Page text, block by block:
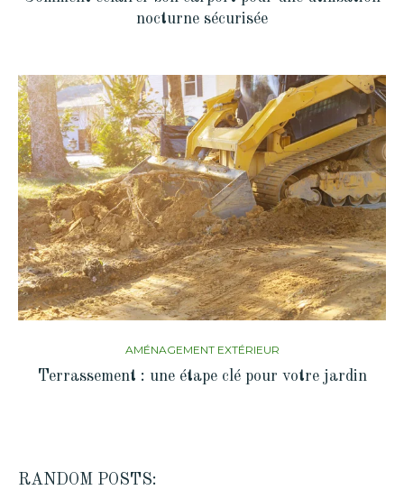
nocturne sécurisée
AMÉNAGEMENT EXTÉRIEUR
Terrassement : une étape clé pour votre jardin
RANDOM POSTS: